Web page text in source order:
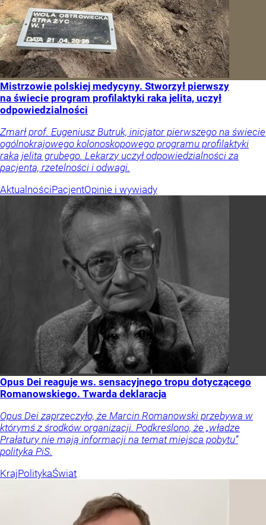
Mistrzowie polskiej medycyny. Stworzył pierwszy
na świecie program profilaktyki raka jelita, uczył
odpowiedzialności
Zmarł prof. Eugeniusz Butruk, inicjator pierwszego na świecie
ogólnokrajowego kolonoskopowego programu profilaktyki
raka jelita grubego. Lekarzy uczył odpowiedzialności za
pacjenta, rzetelności i odwagi.
AktualnościPacjentOpinie i wywiady
Opus Dei reaguje ws. sensacyjnego tropu dotyczącego
Romanowskiego. Twarda deklaracja
Opus Dei zaprzeczyło, że Marcin Romanowski przebywa w
którymś z środków organizacji. Podkreślono, że „władze
Prałatury nie mają informacji na temat miejsca pobytu”
polityka PiS.
KrajPolitykaŚwiat